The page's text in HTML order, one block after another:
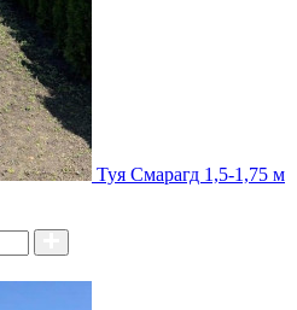
Туя Смарагд 1,5-1,75 м